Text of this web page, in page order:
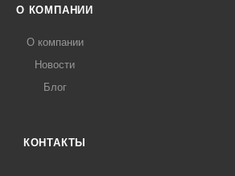
О КОМПАНИИ
О компании
Новости
Блог
КОНТАКТЫ